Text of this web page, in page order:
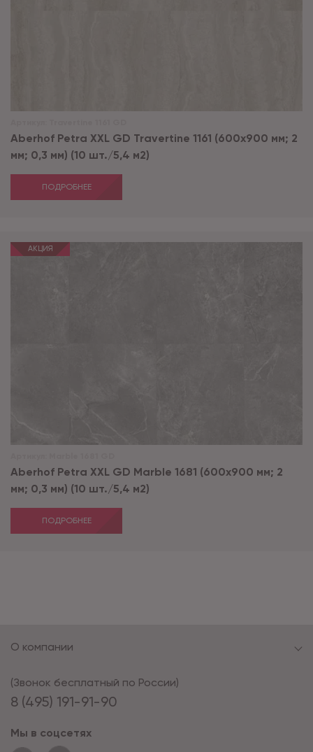
Aberhof Petra XXL GD Travertine 1161 (600x900 мм; 2
мм; 0,3 мм) (10 шт./5,4 м2)
ПОДРОБНЕЕ
АКЦИЯ
Aberhof Petra XXL GD Marble 1681 (600x900 мм; 2
мм; 0,3 мм) (10 шт./5,4 м2)
ПОДРОБНЕЕ
8 (495) 191-91-90
(Звонок бесплатный по России)
Мы в соцсетях
О компании